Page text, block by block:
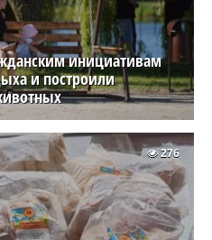
инициативам
и построили
276